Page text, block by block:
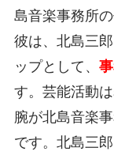
島音楽事務所
彼は、北島三
ップとして、
す。芸能活動
腕が北島音楽
です。北島三